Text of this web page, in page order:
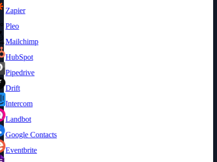
Zapier
Pleo
Mailchimp
HubSpot
Pipedrive
Drift
Intercom
Landbot
Google Contacts
Eventbrite